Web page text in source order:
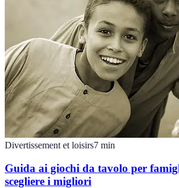
Divertissement et loisirs7 min
Guida ai giochi da tavolo per
scegliere i migliori